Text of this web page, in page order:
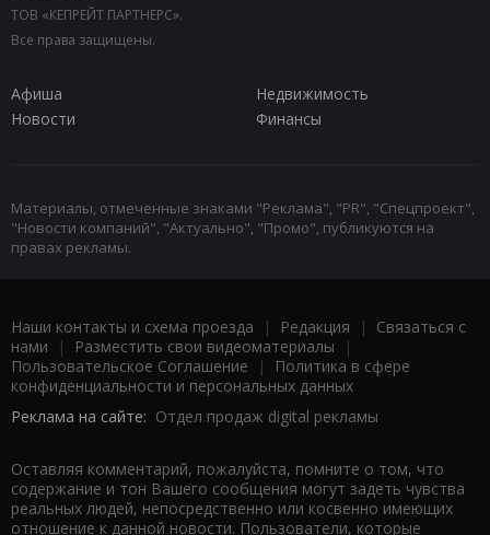
ТОВ «КЕПРЕЙТ ПАРТНЕРС».
Все права защищены.
Афиша
Недвижимость
Новости
Финансы
Материалы, отмеченные знаками "Реклама", "PR", "Спецпроект",
"Новости компаний", "Актуально", "Промо", публикуются на
правах рекламы.
Наши контакты и схема проезда | Редакция | Связаться с
нами | Разместить свои видеоматериалы |
Пользовательское Соглашение |
Политика в сфере
конфиденциальности и персональных данных
Реклама на сайте: Отдел продаж digital рекламы
Оставляя комментарий, пожалуйста, помните о том, что
содержание и тон Вашего сообщения могут задеть чувства
реальных людей, непосредственно или косвенно имеющих
отношение к данной новости. Пользователи, которые